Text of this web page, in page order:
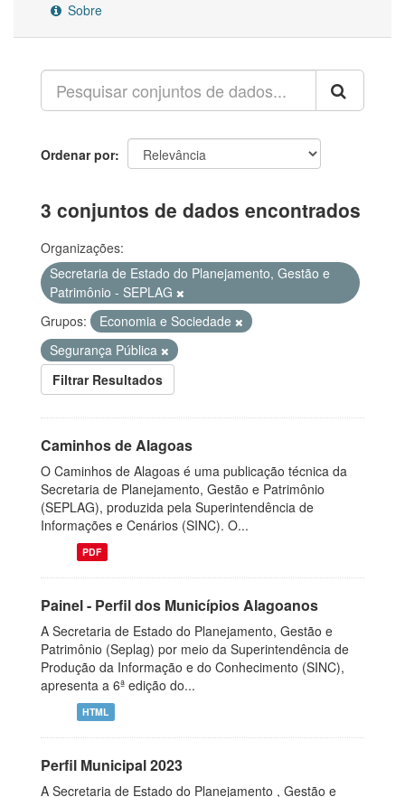
Sobre
Ordenar por
3 conjuntos de dados encontrados
Organizações:
Secretaria de Estado do Planejamento, Gestão e
Patrimônio - SEPLAG
Grupos:
Economia e Sociedade
Segurança Pública
Filtrar Resultados
Caminhos de Alagoas
O Caminhos de Alagoas é uma publicação técnica da
Secretaria de Planejamento, Gestão e Patrimônio
(SEPLAG), produzida pela Superintendência de
Informações e Cenários (SINC). O...
PDF
Painel - Perfil dos Municípios Alagoanos
A Secretaria de Estado do Planejamento, Gestão e
Patrimônio (Seplag) por meio da Superintendência de
Produção da Informação e do Conhecimento (SINC),
apresenta a 6ª edição do...
HTML
Perfil Municipal 2023
A Secretaria de Estado do Planejamento , Gestão e